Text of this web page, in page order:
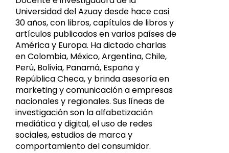
Universidad del Azuay desde hace casi
30 años, con libros, capítulos de libros y
artículos publicados en varios países de
América y Europa. Ha dictado charlas
en Colombia, México, Argentina, Chile,
Perú, Bolivia, Panamá, España y
República Checa, y brinda asesoría en
marketing y comunicación a empresas
nacionales y regionales. Sus líneas de
investigación son la alfabetización
mediática y digital, el uso de redes
sociales, estudios de marca y
comportamiento del consumidor.